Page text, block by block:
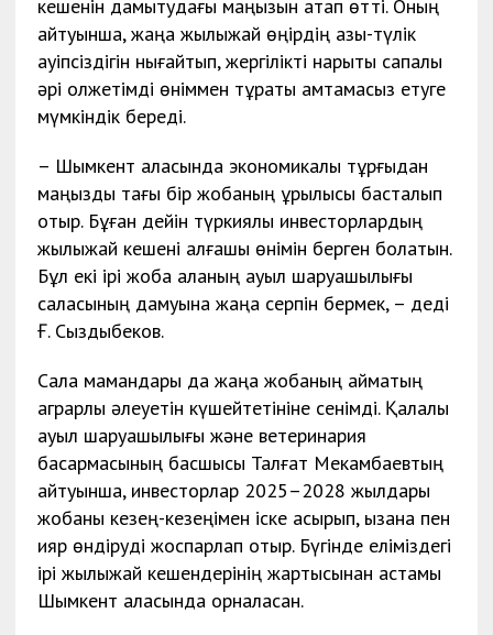
кешенін дамытудағы маңызын атап өтті. Оның
айтуынша, жаңа жылыжай өңірдің азық-түлік
қауіпсіздігін нығайтып, жергілікті нарықты сапалы
әрі қолжетімді өніммен тұрақты қамтамасыз етуге
мүмкіндік береді.
– Шымкент қаласында экономикалық тұрғыдан
маңызды тағы бір жобаның құрылысы басталып
отыр. Бұған дейін түркиялық инвесторлардың
жылыжай кешені алғашқы өнімін берген болатын.
Бұл екі ірі жоба қаланың ауыл шаруашылығы
саласының дамуына жаңа серпін бермек, – деді
Ғ. Сыздықбеков.
Сала мамандары да жаңа жобаның аймақтың
аграрлық әлеуетін күшейтетініне сенімді. Қалалық
ауыл шаруашылығы және ветеринария
басқармасының басшысы Талғат Мекамбаевтың
айтуынша, инвесторлар 2025–2028 жылдары
жобаны кезең-кезеңімен іске асырып, қызанақ пен
қияр өндіруді жоспарлап отыр. Бүгінде еліміздегі
ірі жылыжай кешендерінің жартысынан астамы
Шымкент қаласында орналасқан.